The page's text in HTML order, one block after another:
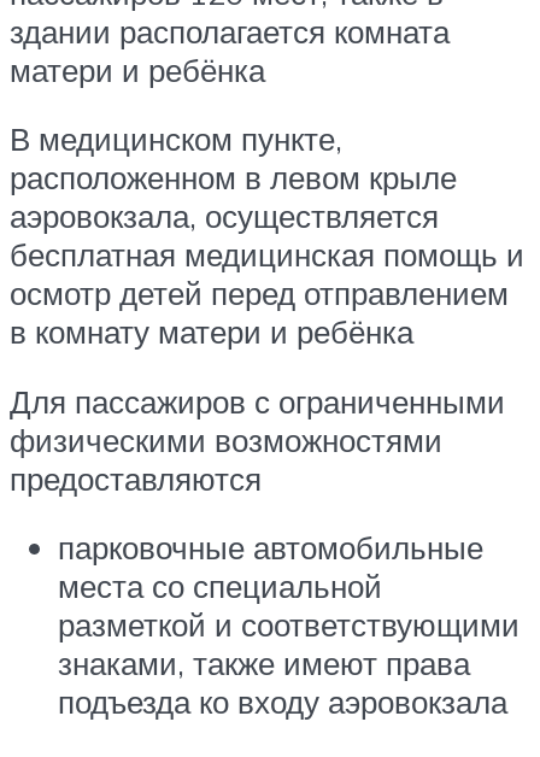
здании располагается комната
матери и ребёнка
В медицинском пункте,
расположенном в левом крыле
аэровокзала, осуществляется
бесплатная медицинская помощь и
осмотр детей перед отправлением
в комнату матери и ребёнка
Для пассажиров с ограниченными
физическими возможностями
предоставляются
парковочные автомобильные
места со специальной
разметкой и соответствующими
знаками, также имеют права
подъезда ко входу аэровокзала